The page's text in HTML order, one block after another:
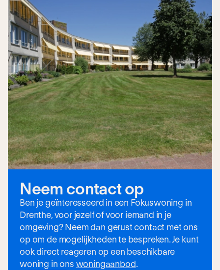
Neem contact op
Ben je geïnteresseerd in een Fokuswoning in
Drenthe, voor jezelf of voor iemand in je
omgeving? Neem dan gerust contact met ons
op om de mogelijkheden te bespreken. Je kunt
ook direct reageren op een beschikbare
woning in ons woningaanbod.